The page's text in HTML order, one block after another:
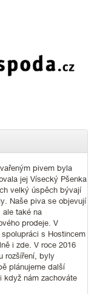
pivem byla
jej Vísecký Pšenka
velký úspěch bývají
Naše piva se objevují
ale také na
prodeje. V
s Hostincem
i zde. V roce 2016
rozšíření, byly
plánujeme další
když nám zachováte